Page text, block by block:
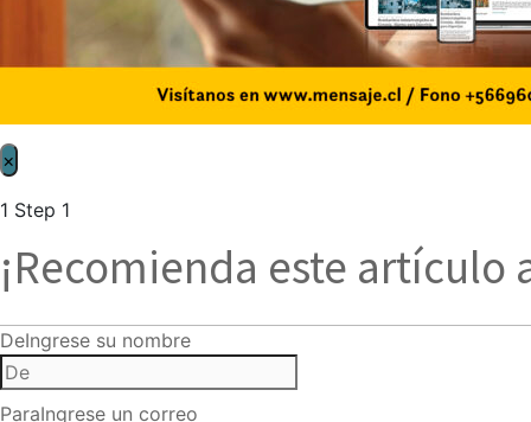
×
1 Step 1
¡Recomienda este artículo
DeIngrese su nombre
ParaIngrese un correo